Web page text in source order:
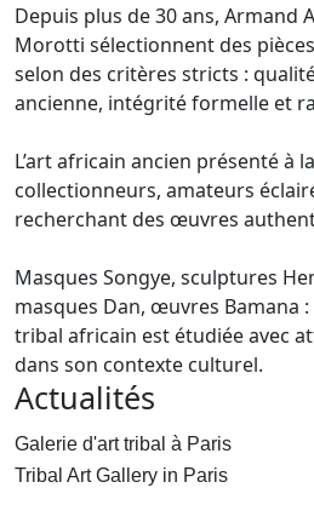
Depuis plus de 30 ans, Armand
Morotti sélectionnent des
selon des critères stricts :
ancienne, intégrité formelle et
L’art africain ancien présenté à
collectionneurs, amateurs
recherchant des œuvres
Masques Songye, sculptures
masques Dan, œuvres Bamana :
tribal africain est étudiée avec
dans son contexte culturel.
Actualités
Galerie d'art tribal à Paris
Tribal Art Gallery in Paris